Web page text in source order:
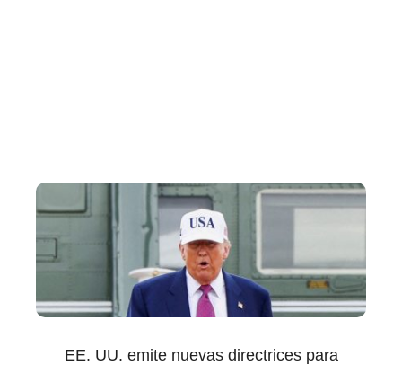
EE. UU. emite nuevas directrices para